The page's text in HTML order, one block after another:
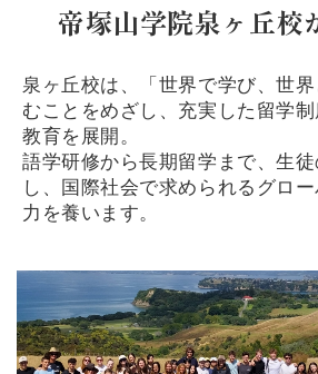
帝塚山学院泉ヶ丘校
泉ヶ丘校は、「世界で学び、世
むことをめざし、充実した留学
教育を展開。
語学研修から⻑期留学まで、生
し、 国際社会で求められるグロ
力を養います。